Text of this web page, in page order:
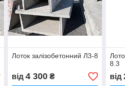
Лоток залізобетонний Л3-8
від 4 300₴
8.3
від